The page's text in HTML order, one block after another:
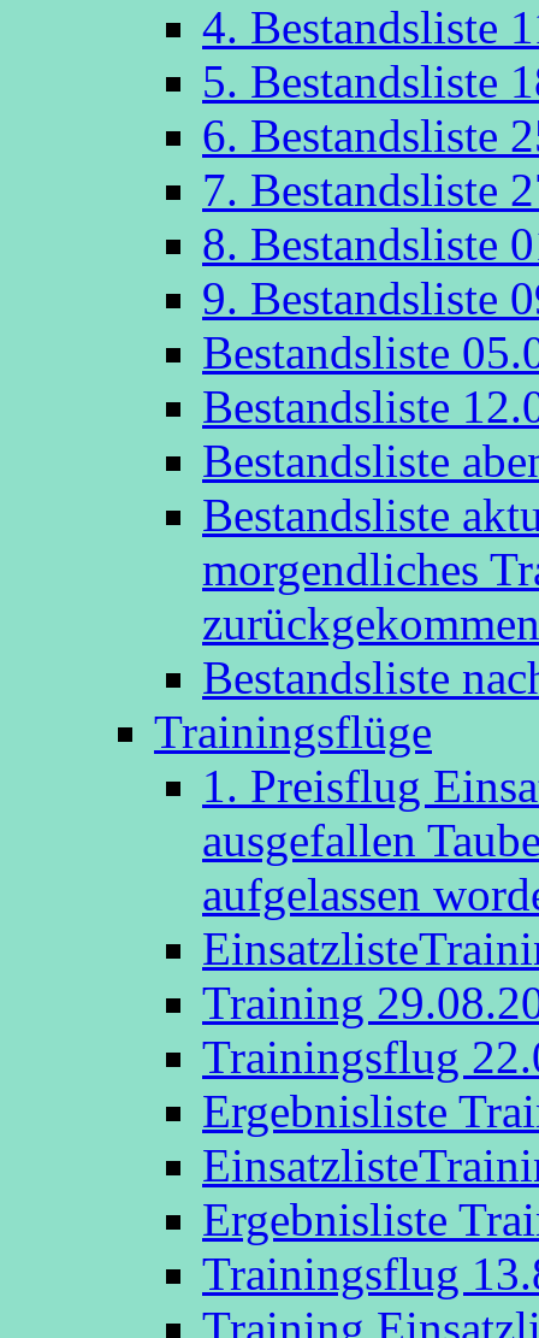
4. Bestandsliste
5. Bestandsliste
6. Bestandsliste
7. Bestandsliste
8. Bestandsliste
9. Bestandsliste
Bestandsliste
Bestandsliste
Bestandsliste
Bestandsliste
morgendliches
Bestandsliste
Trainingsflüge
1. Preisflug
ausgefallen
aufgelassen
Training
Trainingsflug
Ergebnisliste
Ergebnisliste
Trainingsflug